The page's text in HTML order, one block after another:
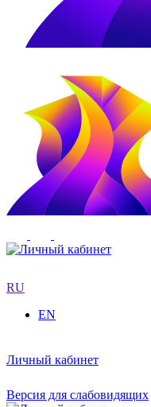
RU
EN
Личный кабинет
Версия для слабовидящих